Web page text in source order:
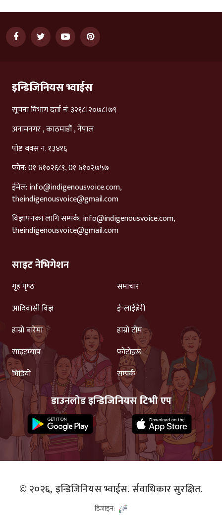
इन्डिजिनियस भ्वाईस
सूचना विभाग दर्ता नंः ३२१८।२०७८।७९
अनामनगर , काठमाडौं , नेपाल
पोष्ट बक्स न. १३४१६
फोन: 0१ ४१०२६८९, 0१ ४१०२७५७
ईमेल: info@indigenousvoice.com,
theindigenousvoice@gmail.com
विज्ञापनका लागि सम्पर्क: info@indigenousvoice.com,
theindigenousvoice@gmail.com
साइट नेभिगेशन
गृह पृष्‍ठ
समाचार
आदिवासी विज्ञ
ई-लाईब्रेरी
हाम्रो बारेमा
हाम्रो टीम
साइटम्याप
फोटोहरू
भिडियो
सम्पर्क
डाउनलोड इन्डिजिनियस टिभी एप
© २०२६, इन्डिजिनियस भ्वाईस. र्सवाधिकार सुरक्षित.
डिजाइन: